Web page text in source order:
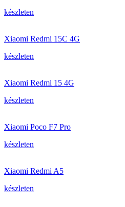
készleten
Xiaomi Redmi 15C 4G
készleten
Xiaomi Redmi 15 4G
készleten
Xiaomi Poco F7 Pro
készleten
Xiaomi Redmi A5
készleten